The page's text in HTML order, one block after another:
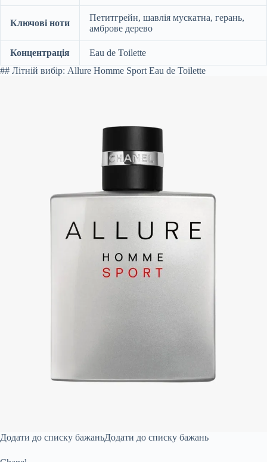
Ключові ноти
Петитгрейн, шавлія мускатна, герань,
амброве дерево
Концентрація
Eau de Toilette
## Літній вибір: Allure Homme Sport Eau de Toilette
Додати до списку бажаньДодати до списку бажань